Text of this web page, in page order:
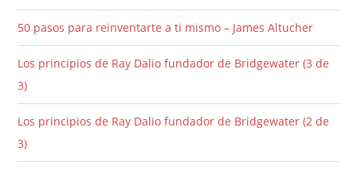
50 pasos para reinventarte a ti mismo – James Altucher
Los principios de Ray Dalio fundador de Bridgewater (3 de
3)
Los principios de Ray Dalio fundador de Bridgewater (2 de
3)